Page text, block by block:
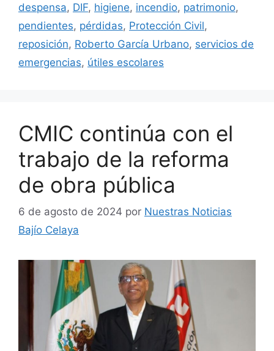
despensa, DIF, higiene, incendio, patrimonio,
pendientes, pérdidas, Protección Civil,
reposición, Roberto García Urbano, servicios de
emergencias, útiles escolares
CMIC continúa con el
trabajo de la reforma
de obra pública
6 de agosto de 2024 por Nuestras Noticias
Bajío Celaya